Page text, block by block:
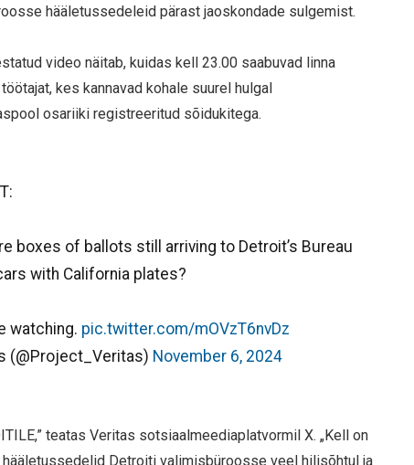
hääletussedeleid pärast jaoskondade sulgemist.
video näitab, kuidas kell 23.00 saabuvad linna
kes kannavad kohale suurel hulgal
osariiki registreeritud sõidukitega.
boxes of ballots still arriving to Detroit’s Bureau
with California plates?
watching. pic.twitter.com/mOVzT6nvDz
(@Project_Veritas) November 6, 2024
teatas Veritas sotsiaalmeediaplatvormil X. „Kell on
Detroiti valimisbüroosse veel hilisõhtul ja